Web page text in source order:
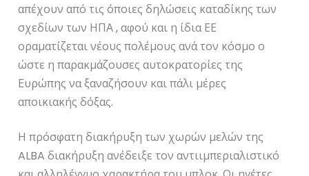
απέχουν από τις όποιες δηλώσεις καταδίκης των
σχεδίων των ΗΠΑ , αφού και η ίδια ΕΕ
οραματίζεται νέους πολέμους ανά τον κόσμο ο
ώστε η παρακμάζουσες αυτοκρατορίες της
Ευρώπης να ξαναζήσουν και πάλι μέρες
αποικιακής δόξας.
Η πρόσφατη διακήρυξη των χωρών μελών της
ALBA διακήρυξη ανέδειξε τον αντιιμπεριαλιστικό